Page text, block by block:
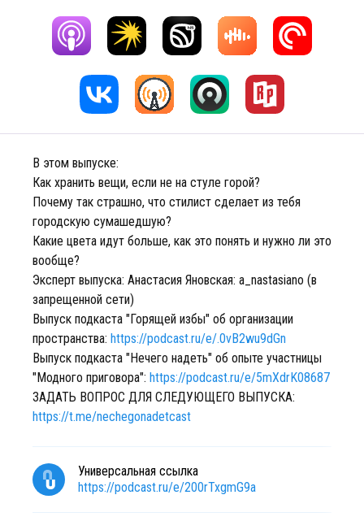
В этом выпуске:
Как хранить вещи, если не на стуле горой?
Почему так страшно, что стилист сделает из тебя
городскую сумашедшую?
Какие цвета идут больше, как это понять и нужно ли это
вообще?
Эксперт выпуска: Анастасия Яновская: a_nastasiano (в
запрещенной сети)
Выпуск подкаста "Горящей избы" об организации
пространства: https://podcast.ru/e/.0vB2wu9dGn
Выпуск подкаста "Нечего надеть" об опыте участницы
"Модного приговора": https://podcast.ru/e/5mXdrK08687
ЗАДАТЬ ВОПРОС ДЛЯ СЛЕДУЮЩЕГО ВЫПУСКА:
https://t.me/nechegonadetcast
Универсальная ссылка
https://podcast.ru/e/200rTxgmG9a